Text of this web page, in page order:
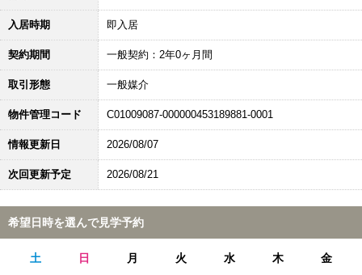
入居時期 即入居
契約期間 一般契約：2年0ヶ月間
取引形態 一般媒介
物件管理コード C01009087-000000453189881-0001
情報更新日 2026/08/07
次回更新予定 2026/08/21
希望日時を選んで見学予約
土 日 月 火 水 木 金